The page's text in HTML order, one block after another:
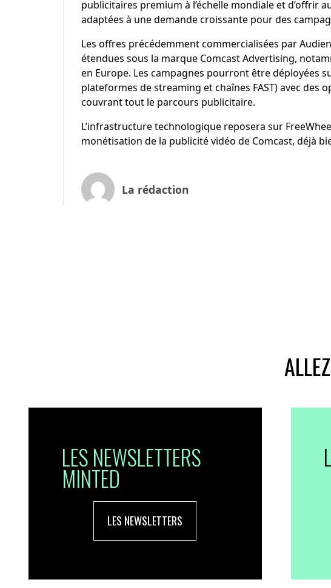
publicitaires premium à l’échelle mondiale et d’offrir
adaptées à une demande croissante pour des
Les offres précédemment commercialisées par
étendues sous la marque Comcast Advertising,
en Europe. Les campagnes pourront être déployées
plateformes de streaming et chaînes FAST) avec des
couvrant tout le parcours publicitaire.
L’infrastructure technologique reposera sur
monétisation de la publicité vidéo de Comcast, déjà
La rédaction
LES NEWSLETTERS
MINTED
LES NEWSLETTERS